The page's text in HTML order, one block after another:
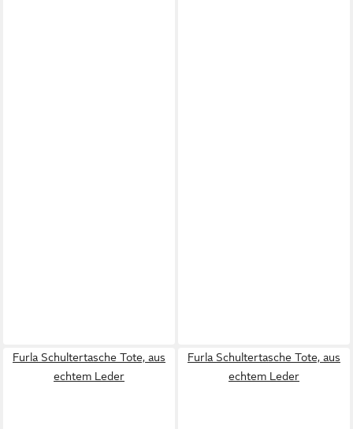
Furla Schultertasche Tote, aus
echtem Leder
Furla Schultertasche Tote, aus
echtem Leder